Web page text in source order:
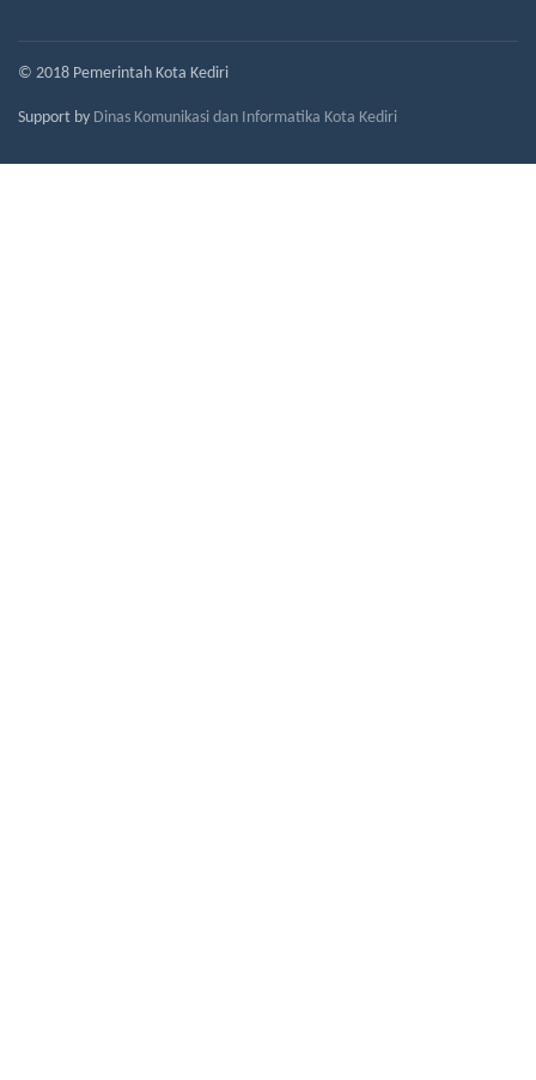
© 2018 Pemerintah Kota Kediri
Support by Dinas Komunikasi dan Informatika Kota Kediri